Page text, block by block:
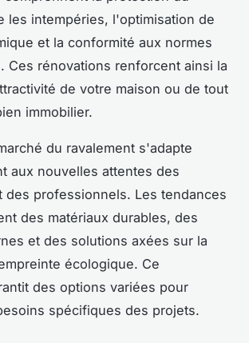
les intempéries, l'optimisation de
et la conformité aux normes
Ces rénovations renforcent ainsi la
de votre maison ou de tout
immobilier.
du ravalement s'adapte
aux nouvelles attentes des
des professionnels. Les tendances
des matériaux durables, des
et des solutions axées sur la
écologique. Ce
des options variées pour
spécifiques des projets.